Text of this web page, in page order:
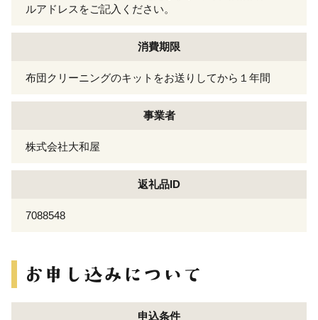
ルアドレスをご記入ください。
消費期限
布団クリーニングのキットをお送りしてから１年間
事業者
株式会社大和屋
返礼品ID
7088548
申込条件